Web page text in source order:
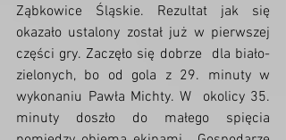
Ząbkowice Śląskie. Rezultat jak się
okazało ustalony został już w pierwszej
części gry. Zaczęło się dobrze  dla biało-
zielonych, bo od gola z 29. minuty w
wykonaniu Pawła Michty. W  okolicy 35.
minuty doszło do małego spięcia